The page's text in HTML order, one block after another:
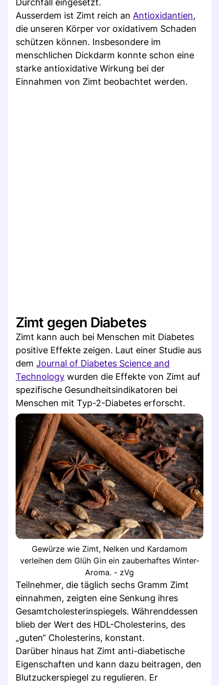
Ausserdem ist Zimt reich an Antioxidantien,
die unseren Körper vor oxidativem Schaden
schützen können. Insbesondere im
menschlichen Dickdarm konnte schon eine
starke antioxidative Wirkung bei der
Einnahmen von Zimt beobachtet werden.
Zimt gegen Diabetes
Zimt kann auch bei Menschen mit Diabetes
positive Effekte zeigen. Laut einer Studie aus
dem Journal of Diabetes Science and
Technology wurden die Effekte von Zimt auf
spezifische Gesundheitsindikatoren bei
Menschen mit Typ-2-Diabetes erforscht.
Gewürze wie Zimt, Nelken und Kardamom
verleihen dem Glüh Gin ein zauberhaftes Winter-
Aroma. - zVg
Teilnehmer, die täglich sechs Gramm Zimt
einnahmen, zeigten eine Senkung ihres
Gesamtcholesterinspiegels. Währenddessen
blieb der Wert des HDL-Cholesterins, des
„guten“ Cholesterins, konstant.
Darüber hinaus hat Zimt anti-diabetische
Eigenschaften und kann dazu beitragen, den
Blutzuckerspiegel zu regulieren. Er